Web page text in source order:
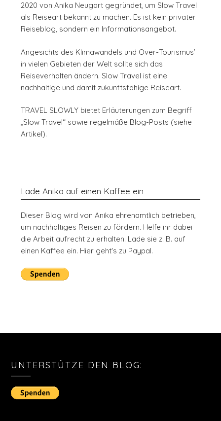
2020 von Anika Neugart gegründet, um Slow Travel
als Reiseart bekannt zu machen. Es ist kein privater
Reiseblog, sondern ein Informationsangebot.
Angesichts des Klimawandels und Over-Tourismus’
in vielen Gebieten der Welt sollte sich das
Reiseverhalten ändern. Slow Travel ist eine
nachhaltige und damit zukunftsfähige Reiseart.
TRAVEL SLOWLY bietet Erläuterungen zum Begriff
„Slow Travel“ sowie regelmäße Blog-Posts (siehe
Artikel).
Lade Anika auf einen Kaffee ein
Dieser Blog wird von Anika ehrenamtlich betrieben,
um nachhaltiges Reisen zu fördern. Helfe ihr dabei
die Arbeit aufrecht zu erhalten. Lade sie z. B. auf
einen Kaffee ein. Hier geht's zu Paypal.
UNTERSTÜTZE DEN BLOG: